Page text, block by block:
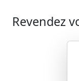
Revendez